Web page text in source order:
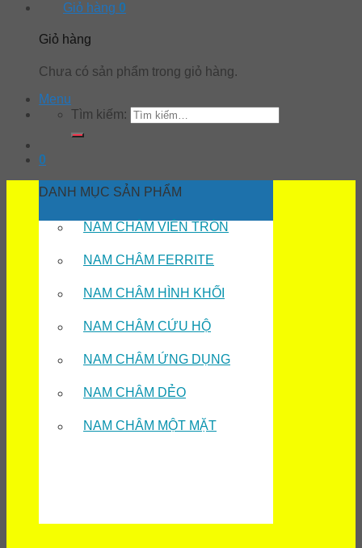
Giỏ hàng 0
Giỏ hàng
Chưa có sản phẩm trong giỏ hàng.
Menu
Tìm kiếm:
0
DANH MỤC SẢN PHẨM
NAM CHÂM VIÊN TRÒN
NAM CHÂM FERRITE
NAM CHÂM HÌNH KHỐI
NAM CHÂM CỨU HỘ
NAM CHÂM ỨNG DỤNG
NAM CHÂM DẺO
NAM CHÂM MỘT MẶT